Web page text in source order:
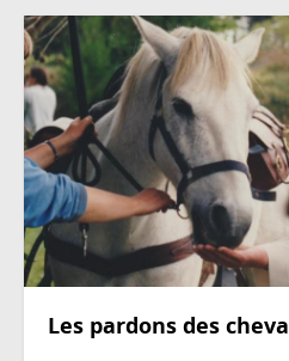
Les pardons des